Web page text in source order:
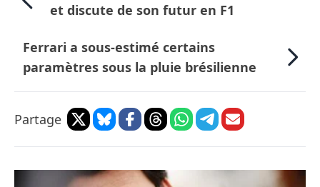
et discute de son futur en F1
Ferrari a sous-estimé certains
paramètres sous la pluie brésilienne
Partage